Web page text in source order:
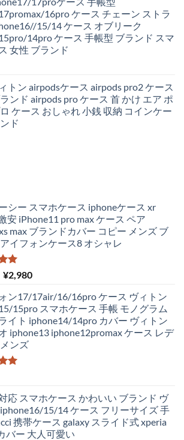
16pro ケース チェーン ストラ
15/14 ケース オブリーク
14pro ケース 手帳型 ブランド スマ
女性 ブランド
トン airpodsケース airpods pro2 ケース
ンド airpods pro ケース 首 かけ エア ポ
ケース おしゃれ 小銭 収納 コインケー
ド
シー スマホケース iphoneケース xr
安 iPhone11 pro max ケース ペア
max ブランドカバー コピー メンズ ブ
イフォンケース8 オシャレ
価
元
価
格
は
¥4,250
で
し
¥2,980現
の
価
格
は
ン17/17air/16/16pro ケース ヴィトン
15pro スマホケース 手帳 モノグラム
イト iphone14/14pro カバー ヴィトン
iphone13 iphone12promax ケース レデ
ンズ
応 スマホケース かわいい ブランド ヴ
15/14 ケース フリーサイズ 手
携帯ケース galaxy スライド式 xperia
バー 大人可愛い